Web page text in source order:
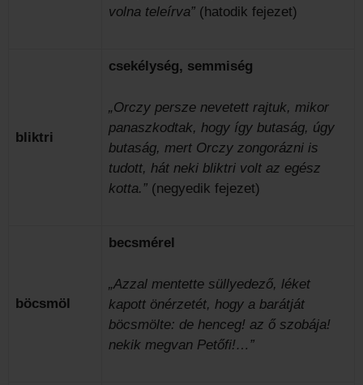
volna teleírva” (hatodik fejezet)
bliktri
csekélység, semmiség
„Orczy persze nevetett rajtuk, mikor
panaszkodtak, hogy így butaság, úgy
butaság, mert Orczy zongorázni is
tudott, hát neki bliktri volt az egész
kotta.” (negyedik fejezet)
böcsmöl
becsmérel
„Azzal mentette süllyedező, léket
kapott önérzetét, hogy a barátját
böcsmölte: de henceg! az ő szobája!
nekik megvan Petőfi!…”